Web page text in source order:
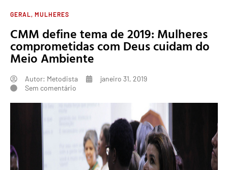
GERAL, MULHERES
CMM define tema de 2019: Mulheres
comprometidas com Deus cuidam do
Meio Ambiente
Autor: Metodista
janeiro 31, 2019
Sem comentário